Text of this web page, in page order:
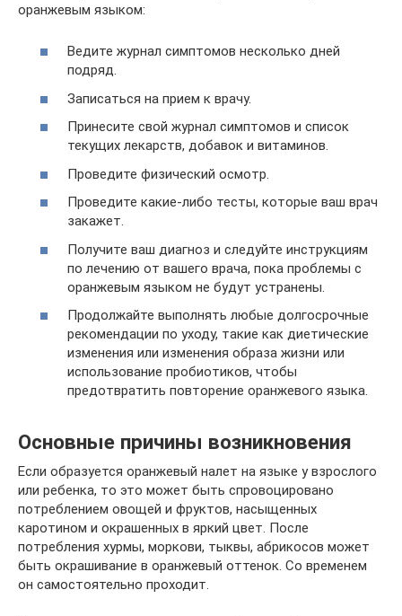
оранжевым языком:
Ведите журнал симптомов несколько дней
подряд.
Записаться на прием к врачу.
Принесите свой журнал симптомов и список
текущих лекарств, добавок и витаминов.
Проведите физический осмотр.
Проведите какие-либо тесты, которые ваш врач
закажет.
Получите ваш диагноз и следуйте инструкциям
по лечению от вашего врача, пока проблемы с
оранжевым языком не будут устранены.
Продолжайте выполнять любые долгосрочные
рекомендации по уходу, такие как диетические
изменения или изменения образа жизни или
использование пробиотиков, чтобы
предотвратить повторение оранжевого языка.
Основные причины возникновения
Если образуется оранжевый налет на языке у взрослого
или ребенка, то это может быть спровоцировано
потреблением овощей и фруктов, насыщенных
каротином и окрашенных в яркий цвет. После
потребления хурмы, моркови, тыквы, абрикосов может
быть окрашивание в оранжевый оттенок. Со временем
он самостоятельно проходит.